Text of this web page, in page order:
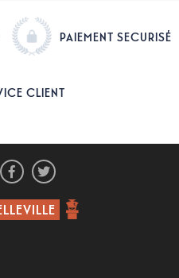
PAIEMENT SECURISÉ
CLIENT